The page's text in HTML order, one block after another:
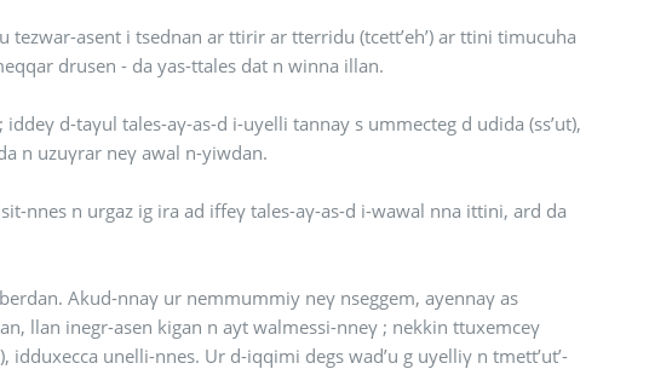
drusen - da yas-ttales dat n winna illan.
d-taγul tales-aγ-as-d i-uyelli tannay s ummecteg d udida (ss’ut),
n uzuγrar neγ awal n-yiwdan.
nnes n urgaz ig ira ad iffeγ tales-aγ-as-d i-wawal nna ittini, ard da
Akud-nnaγ ur nemmummiy neγ nseggem, ayennaγ as
llan inegr-asen kigan n ayt walmessi-nneγ ; nekkin ttuxemceγ
unelli-nnes. Ur d-iqqimi degs wad’u g uyelliγ n tmett’ut’-